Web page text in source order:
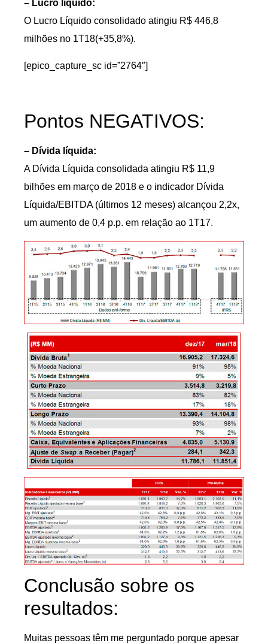
– Lucro líquido:
O Lucro Líquido consolidado atingiu R$ 446,8
milhões no 1T18(+35,8%).
[epico_capture_sc id=”2764″]
Pontos NEGATIVOS:
– Dívida líquida:
A Dívida Líquida consolidada atingiu R$ 11,9
bilhões em março de 2018 e o indicador Dívida
Líquida/EBITDA (últimos 12 meses) alcançou 2,2x,
um aumento de 0,4 p.p. em relação ao 1T17.
Conclusão sobre os
resultados:
Muitas pessoas têm me perguntado porque apesar